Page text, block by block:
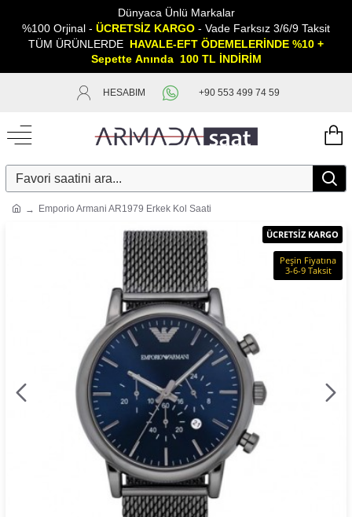
Dünyaca Ünlü Markalar
%100 Orjinal - ÜCRETSİZ KARGO - Vade Farksız 3/6/9 Taksit
TÜM ÜRÜNLERDE HAVALE-EFT ÖDEMELERİNDE %10 +
Sepette Anında 100 TL İNDİRİM
HESABIM +90 553 499 74 59
Emporio Armani AR1979 Erkek Kol Saati
ÜCRETSİZ KARGO
Peşin Fiyatına
3-6-9 Taksit